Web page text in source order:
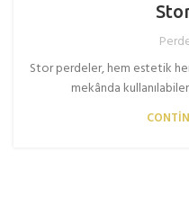
Stor perdeler, hem estetik
mekânda